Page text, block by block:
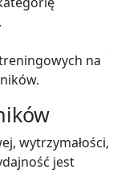
na
wytrzymałości,
jest